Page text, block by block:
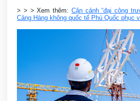
> > > Xem thêm: Cận cảnh “đại công
Cảng Hàng không quốc tế Phú Quốc phục